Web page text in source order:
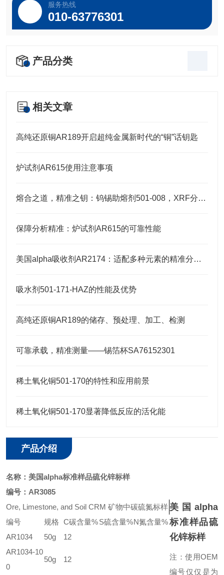
服务热线
010-63776301
产品分类
相关文章
高纯还原铜AR189开启超纯金属新时代的“铜”话钥匙
炉试剂AR615使用注意事项
熔合之道，精准之钥：钨锡助熔剂501-008，XRF分析的伴侣
保障分析精准：炉试剂AR615的可靠性能
美国alpha吸收剂AR2174：适配多种元素的精准分析需求
吸水剂501-171-HAZ的性能及优势
高纯还原铜AR189的储存、预处理、加工、检测
可靠承载，精准测量——锡箔杯SA76152301
稀土氧化铜501-170的特性和应用前景
稀土氧化铜501-170显著降低反应的活化能
产品介绍
名称： 美国alpha标准样品硫化锌标样
编号： AR3085
Ore, Limestone, and Soil CRM 矿物中碳硫氮标样
编号
规格 C碳含量%S硫含量%N氮含量%
AR1034
50g
12
AR1034-10
0
50g 12
美国alpha
标准样品硫
化锌标样
注：使用OEM
编号仅仅是为